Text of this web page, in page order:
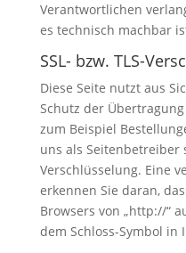
Verantwortlichen
es technisch machbar
SSL- bzw. TLS-
Diese Seite nutzt aus
Schutz der
zum Beispiel
uns als Seitenbetreiber
Verschlüsselung. Eine
erkennen Sie daran,
Browsers von „http://“
dem Schloss-Symbol in